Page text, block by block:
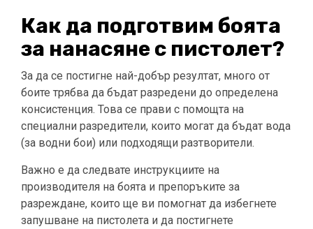
Как да подготвим боята
за нанасяне с пистолет?
За да се постигне най-добър резултат, много от
боите трябва да бъдат разредени до определена
консистенция. Това се прави с помощта на
специални разредители, които могат да бъдат вода
(за водни бои) или подходящи разтворители.
Важно е да следвате инструкциите на
производителя на боята и препоръките за
разреждане, които ще ви помогнат да избегнете
запушване на пистолета и да постигнете